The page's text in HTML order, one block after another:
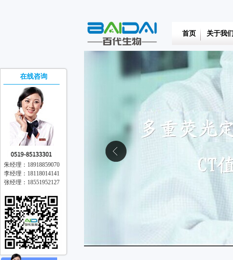
首页 关于我们
在线咨询
朱经理：18918859070
李经理：18118014141
张经理：18551952127
在线交流
离线留言